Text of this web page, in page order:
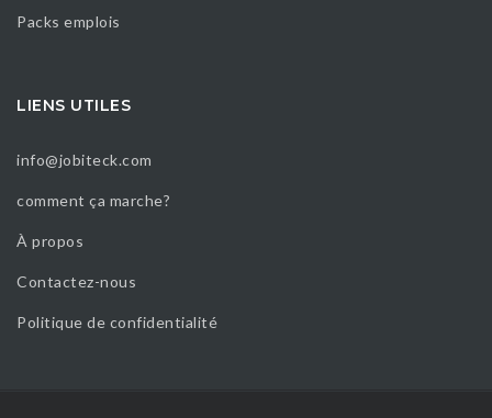
Packs emplois
LIENS UTILES
info@jobiteck.com
comment ça marche?
À propos
Contactez-nous
Politique de confidentialité